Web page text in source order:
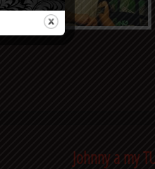
Johnny a my